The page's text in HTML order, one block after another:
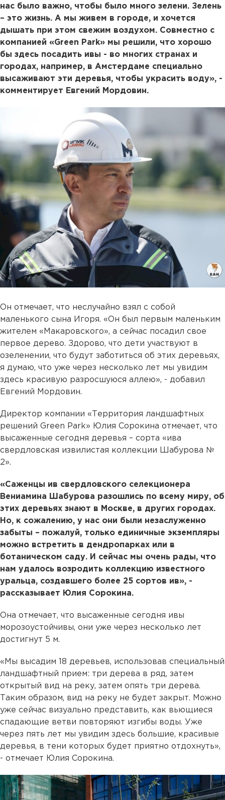
нас было важно, чтобы было много зелени. Зелень
– это жизнь. А мы живем в городе, и хочется
дышать при этом свежим воздухом. Совместно с
компанией «Green Park» мы решили, что хорошо
бы здесь посадить ивы - во многих странах и
городах, например, в Амстердаме специально
высаживают эти деревья, чтобы украсить воду», -
комментирует Евгений Мордовин.
Он отмечает, что неслучайно взял с собой
маленького сына Игоря. «Он был первым маленьким
жителем «Макаровского», а сейчас посадил свое
первое дерево. Здорово, что дети участвуют в
озеленении, что будут заботиться об этих деревьях,
я думаю, что уже через несколько лет мы увидим
здесь красивую разросшуюся аллею», - добавил
Евгений Мордовин.
Директор компании «Территория ландшафтных
решений Green Park» Юлия Сорокина отмечает, что
высаженные сегодня деревья – сорта «ива
свердловская извилистая коллекции Шабурова №
2».
«Саженцы ив свердловского селекционера
Вениамина Шабурова разошлись по всему миру, об
этих деревьях знают в Москве, в других городах.
Но, к сожалению, у нас они были незаслуженно
забыты – пожалуй, только единичные экземпляры
можно встретить в дендропарках или в
ботаническом саду. И сейчас мы очень рады, что
нам удалось возродить коллекцию известного
уральца, создавшего более 25 сортов ив», -
рассказывает Юлия Сорокина.
Она отмечает, что высаженные сегодня ивы
морозоустойчивы, они уже через несколько лет
достигнут 5 м.
«Мы высадим 18 деревьев, использовав специальный
ландшафтный прием: три дерева в ряд, затем
открытый вид на реку, затем опять три дерева.
Таким образом, вид на реку не будет закрыт. Можно
уже сейчас визуально представить, как вьющиеся
спадающие ветви повторяют изгибы воды. Уже
через пять лет мы увидим здесь большие, красивые
деревья, в тени которых будет приятно отдохнуть»,
- отмечает Юлия Сорокина.